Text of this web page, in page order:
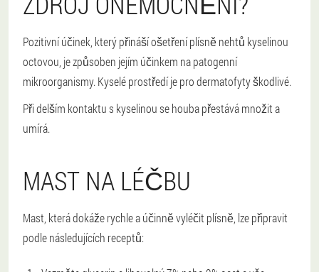
Pozitivní účinek, který přináší ošetření plísně nehtů kyselinou
octovou, je způsoben jejím účinkem na patogenní
mikroorganismy. Kyselé prostředí je pro dermatofyty škodlivé.
Při delším kontaktu s kyselinou se houba přestává množit a
umírá.
MAST NA LÉČBU
Mast, která dokáže rychle a účinně vyléčit plísně, lze připravit
podle následujících receptů: